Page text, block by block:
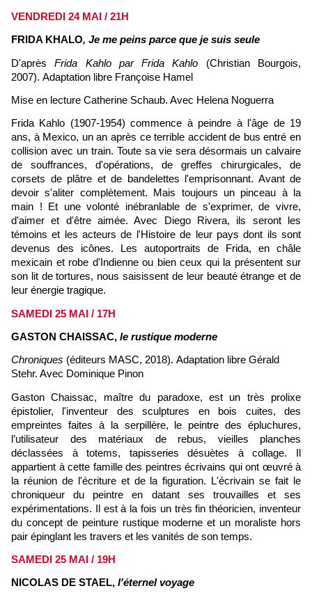
VENDREDI 24 MAI / 21H
FRIDA KHALO, Je me peins parce que je suis seule
D'aprèsFrida Kahlo par Frida Kahlo (Christian Bourgois,
2007). Adaptation libre Françoise Hamel
Mise en lecture Catherine Schaub. Avec Helena Noguerra
Frida Kahlo (1907-1954) commence à peindre à l'âge de 19
ans, à Mexico, un an après ce terrible accident de bus entré en
collision avec un train. Toute sa vie sera désormais un calvaire
de souffrances, d'opérations, de greffes chirurgicales, de
corsets de plâtre et de bandelettes l'emprisonnant. Avant de
devoir s'aliter complètement. Mais toujours un pinceau à la
main ! Et une volonté inébranlable de s'exprimer, de vivre,
d'aimer et d'être aimée. Avec Diego Rivera, ils seront les
témoins et les acteurs de l'Histoire de leur pays dont ils sont
devenus des icônes. Les autoportraits de Frida, en châle
mexicain et robe d'Indienne ou bien ceux qui la présentent sur
son lit de tortures, nous saisissent de leur beauté étrange et de
leur énergie tragique.
SAMEDI 25 MAI / 17H
GASTON CHAISSAC, le rustique moderne
Chroniques (éditeurs MASC, 2018). Adaptation libre Gérald
Stehr. Avec Dominique Pinon
Gaston Chaissac, maître du paradoxe, est un très prolixe
épistolier, l'inventeur des sculptures en bois cuites, des
empreintes faites à la serpillère, le peintre des épluchures,
l’utilisateur des matériaux de rebus, vieilles planches
déclassées à totems, tapisseries désuètes à collage. Il
appartient à cette famille des peintres écrivains qui ont œuvré à
la réunion de l'écriture et de la figuration. L'écrivain se fait le
chroniqueur du peintre en datant ses trouvailles et ses
expérimentations. Il est à la fois un très fin théoricien, inventeur
du concept de peinture rustique moderne et un moraliste hors
pair épinglant les travers et les vanités de son temps.
SAMEDI 25 MAI / 19H
NICOLAS DE STAEL, l'éternel voyage